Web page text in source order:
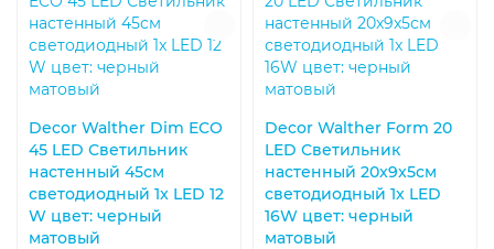
Decor Walther Dim ECO
45 LED Светильник
настенный 45см
светодиодный 1x LED 12
W цвет: черный
матовый
Decor Walther Form 20
LED Светильник
настенный 20x9x5см
светодиодный 1x LED
16W цвет: черный
матовый